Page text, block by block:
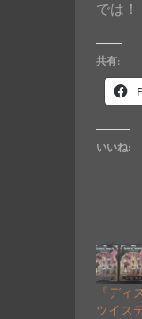
では！
共有:
いいね:
『ディ
ツイス